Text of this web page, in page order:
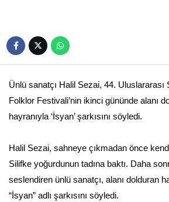
Ünlü sanatçı Halil Sezai, 44.
Folklor Festivali’nin ikinci gününde alanı
hayranıyla ‘İsyan’ şarkısını söyledi.
Halil Sezai, sahneye çıkmadan önce
Silifke yoğurdunun tadına baktı. Daha
seslendiren ünlü sanatçı, alanı dolduran
“İsyan” adlı şarkısını söyledi.